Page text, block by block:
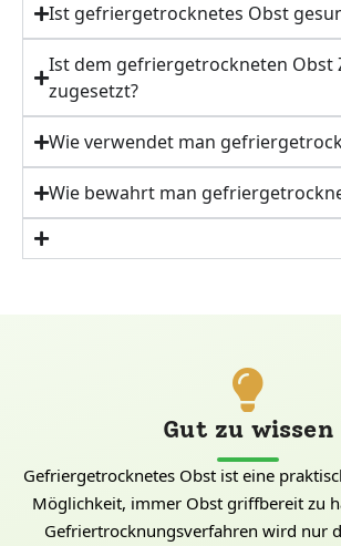
Ist gefriergetrocknetes Obst
Ist dem gefriergetrockneten Obst
zugesetzt?
Wie verwendet man
Wie bewahrt man
Gut zu wissen
Gefriergetrocknetes Obst ist eine
Möglichkeit, immer Obst griffbereit zu
Gefriertrocknungsverfahren wird nur